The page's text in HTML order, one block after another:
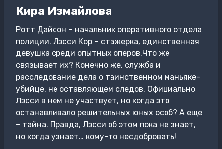
Кира Измайлова
Ротт Дайсон – начальник оперативного отдела
полиции. Лэсси Кор – стажерка, единственная
девушка среди опытных оперов.Что же
связывает их? Конечно же, служба и
расследование дела о таинственном маньяке-
убийце, не оставляющем следов. Официально
Лэсси в нем не участвует, но когда это
останавливало решительных юных особ? А еще
– тайна. Правда, Лэсси об этом пока не знает,
но когда узнает… кому-то несдобровать!